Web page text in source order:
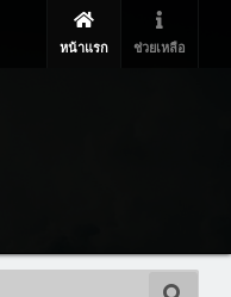
หน้าแรก ช่วยเหลือ